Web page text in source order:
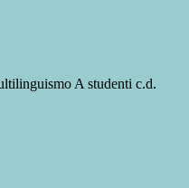
A studenti c.d.